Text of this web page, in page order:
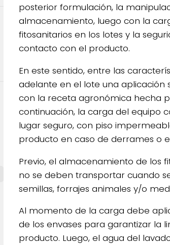
posterior formulación, la
almacenamiento, luego con la
fitosanitarios en los lotes y la
contacto con el producto.
En este sentido, entre las
adelante en el lote una
con la receta agronómica hecha
continuación, la carga del equipo
lugar seguro, con piso
producto en caso de derrames o
Previo, el almacenamiento de los
no se deben transportar cuando
semillas, forrajes animales y/o
Al momento de la carga debe
de los envases para garantizar la
producto. Luego, el agua del